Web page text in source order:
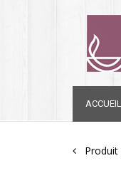
content
ACCUEIL
PostProduit